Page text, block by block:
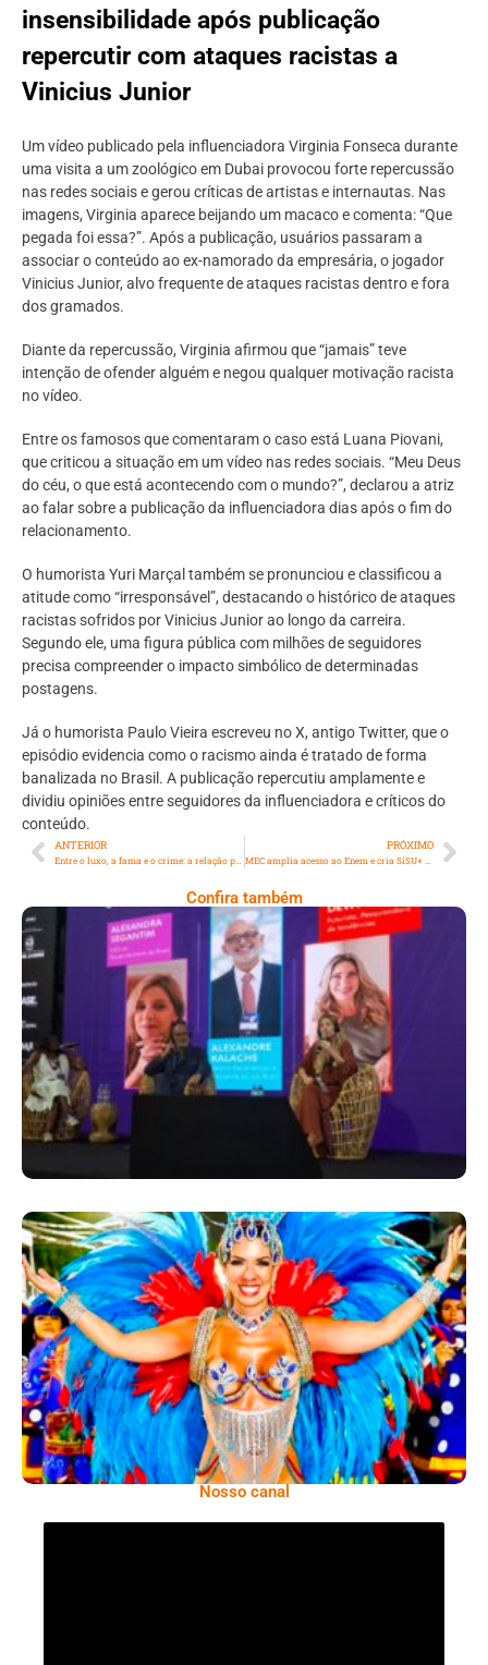
insensibilidade após publicação
repercutir com ataques racistas a
Vinicius Junior
Um vídeo publicado pela influenciadora Virginia Fonseca durante
uma visita a um zoológico em Dubai provocou forte repercussão
nas redes sociais e gerou críticas de artistas e internautas. Nas
imagens, Virginia aparece beijando um macaco e comenta: “Que
pegada foi essa?”. Após a publicação, usuários passaram a
associar o conteúdo ao ex-namorado da empresária, o jogador
Vinicius Junior, alvo frequente de ataques racistas dentro e fora
dos gramados.
Diante da repercussão, Virginia afirmou que “jamais” teve
intenção de ofender alguém e negou qualquer motivação racista
no vídeo.
Entre os famosos que comentaram o caso está Luana Piovani,
que criticou a situação em um vídeo nas redes sociais. “Meu Deus
do céu, o que está acontecendo com o mundo?”, declarou a atriz
ao falar sobre a publicação da influenciadora dias após o fim do
relacionamento.
O humorista Yuri Marçal também se pronunciou e classificou a
atitude como “irresponsável”, destacando o histórico de ataques
racistas sofridos por Vinicius Junior ao longo da carreira.
Segundo ele, uma figura pública com milhões de seguidores
precisa compreender o impacto simbólico de determinadas
postagens.
Já o humorista Paulo Vieira escreveu no X, antigo Twitter, que o
episódio evidencia como o racismo ainda é tratado de forma
banalizada no Brasil. A publicação repercutiu amplamente e
dividiu opiniões entre seguidores da influenciadora e críticos do
conteúdo.
ANTERIOR
Entre o luxo, a fama e o crime: a relação perigosa de celebridades com facções criminosas
PRÓXIMO
MEC amplia acesso ao Enem e cria SiSU+ em meio à queda histórica nas matrículas escolares
Confira também
Longevidade, Inclusão E Futuro Marcam
Rio Innovation Week
Dani Sant’Anna É Confirmada Como Rainha
De Bateria Da Independentes De Olaria
Para O Carnaval 2027
Nosso canal